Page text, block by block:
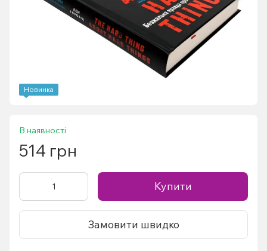
Новинка
В наявності
514 грн
Купити
Замовити швидко